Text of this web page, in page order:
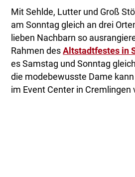
Mit Sehlde, Lutter und Groß
am Sonntag gleich an drei
lieben Nachbarn so
Rahmen desAltstadtfestes in
es Samstag und Sonntag
die modebewusste Dame
im Event Center in Cremlingen